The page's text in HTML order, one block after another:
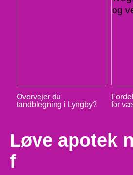
Overvejer du
tandblegning i Lyngby?
for
Løve apotek
f